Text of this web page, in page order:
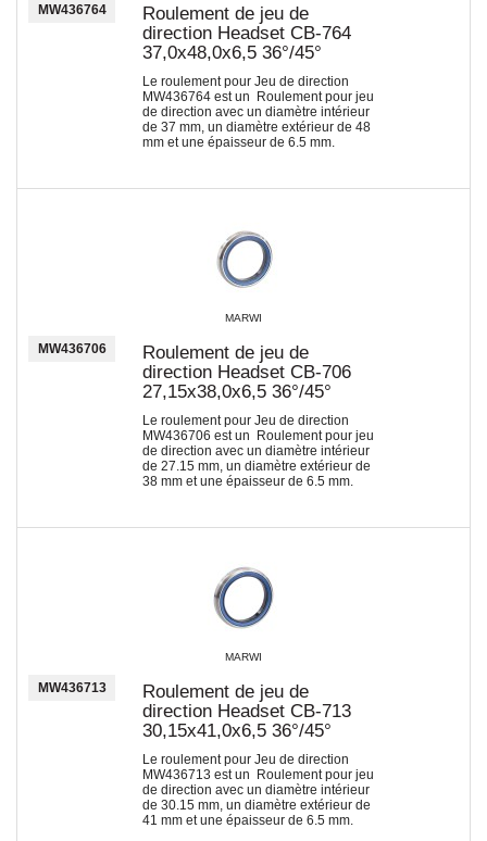
MW436764
Roulement de jeu de
direction Headset CB-764
37,0x48,0x6,5 36°/45°
Le roulement pour Jeu de direction
MW436764 est un Roulement pour jeu
de direction avec un diamètre intérieur
de 37 mm, un diamètre extérieur de 48
mm et une épaisseur de 6.5 mm.
MARWI
MW436706
Roulement de jeu de
direction Headset CB-706
27,15x38,0x6,5 36°/45°
Le roulement pour Jeu de direction
MW436706 est un Roulement pour jeu
de direction avec un diamètre intérieur
de 27.15 mm, un diamètre extérieur de
38 mm et une épaisseur de 6.5 mm.
MARWI
MW436713
Roulement de jeu de
direction Headset CB-713
30,15x41,0x6,5 36°/45°
Le roulement pour Jeu de direction
MW436713 est un Roulement pour jeu
de direction avec un diamètre intérieur
de 30.15 mm, un diamètre extérieur de
41 mm et une épaisseur de 6.5 mm.